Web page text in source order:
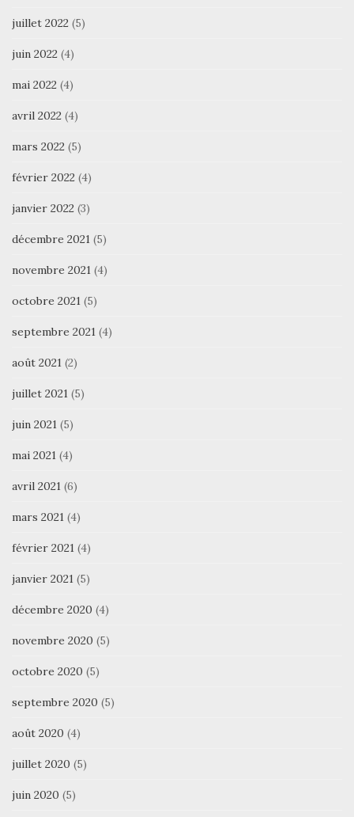
juillet 2022 (5)
juin 2022 (4)
mai 2022 (4)
avril 2022 (4)
mars 2022 (5)
février 2022 (4)
janvier 2022 (3)
décembre 2021 (5)
novembre 2021 (4)
octobre 2021 (5)
septembre 2021 (4)
août 2021 (2)
juillet 2021 (5)
juin 2021 (5)
mai 2021 (4)
avril 2021 (6)
mars 2021 (4)
février 2021 (4)
janvier 2021 (5)
décembre 2020 (4)
novembre 2020 (5)
octobre 2020 (5)
septembre 2020 (5)
août 2020 (4)
juillet 2020 (5)
juin 2020 (5)